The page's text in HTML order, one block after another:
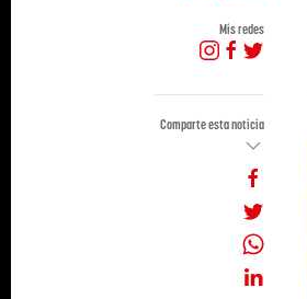
Mis redes
Comparte esta noticia